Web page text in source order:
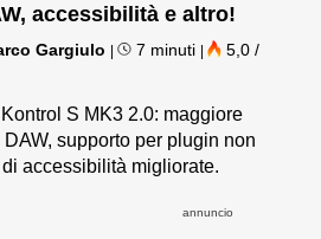
accessibilità e altro!
Gargiulo | 7 minuti |
5,0 /
S MK3 2.0: maggiore
supporto per plugin non
accessibilità migliorate.
annuncio